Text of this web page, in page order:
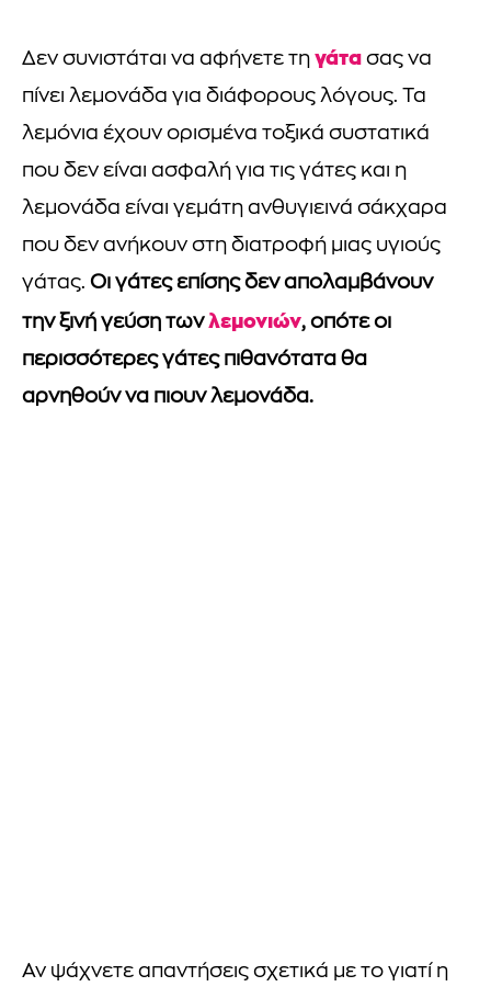
Δεν συνιστάται να αφήνετε τη γάτα σας να
πίνει λεμονάδα για διάφορους λόγους. Τα
λεμόνια έχουν ορισμένα τοξικά συστατικά
που δεν είναι ασφαλή για τις γάτες και η
λεμονάδα είναι γεμάτη ανθυγιεινά σάκχαρα
που δεν ανήκουν στη διατροφή μιας υγιούς
γάτας. Οι γάτες επίσης δεν απολαμβάνουν
την ξινή γεύση τωνλεμονιών, οπότε οι
περισσότερες γάτες πιθανότατα θα
αρνηθούν να πιουν λεμονάδα.
Αν ψάχνετε απαντήσεις σχετικά με το γιατί η